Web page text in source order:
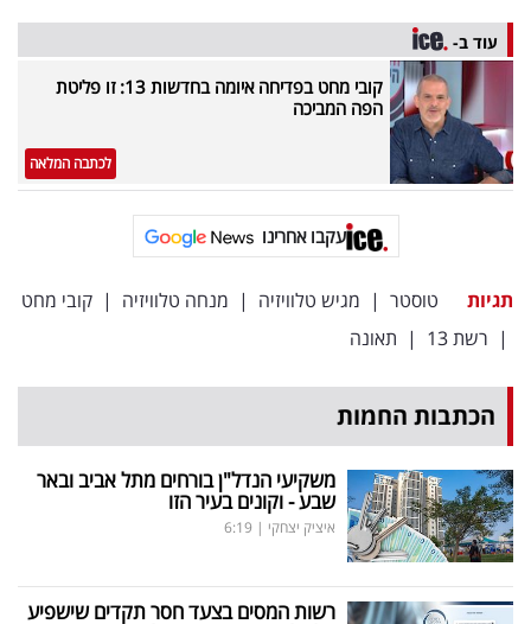
עוד ב-
קובי מחט בפדיחה איומה בחדשות 13: זו פליטת
הפה המביכה
לכתבה המלאה
עקבו אחרינו
תגיות טוסטר | מגיש טלוויזיה | מנחה טלוויזיה | קובי מחט
| רשת 13 | תאונה
הכתבות החמות
משקיעי הנדל"ן בורחים מתל אביב ובאר
שבע - וקונים בעיר הזו
איציק יצחקי |
6:19
רשות המסים בצעד חסר תקדים שישפיע